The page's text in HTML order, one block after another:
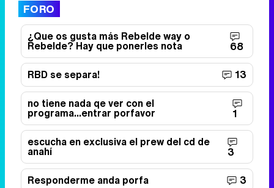
FORO
¿Que os gusta más Rebelde way o
Rebelde? Hay que ponerles nota
68
RBD se separa!
13
no tiene nada qe ver con el
programa...entrar porfavor
1
escucha en exclusiva el prew del cd de
anahí
3
Responderme anda porfa
3